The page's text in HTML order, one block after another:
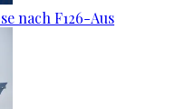
nach F126-Aus